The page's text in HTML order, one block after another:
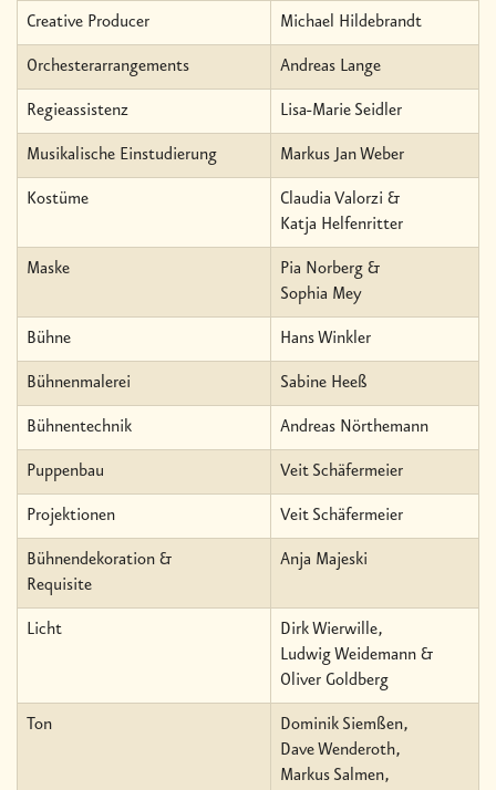
Creative Producer Michael Hildebrandt
Orchesterarrangements Andreas Lange
Regieassistenz Lisa-Marie Seidler
Musikalische Einstudierung Markus Jan Weber
Kostüme
Claudia Valorzi &
Katja Helfenritter
Maske
Pia Norberg &
Sophia Mey
Bühne Hans Winkler
Bühnenmalerei Sabine Heeß
Bühnentechnik Andreas Nörthemann
Puppenbau Veit Schäfermeier
Projektionen Veit Schäfermeier
Bühnendekoration &
Requisite
Anja Majeski
Licht
Dirk Wierwille,
Ludwig Weidemann &
Oliver Goldberg
Ton
Dominik Siemßen,
Dave Wenderoth,
Markus Salmen,